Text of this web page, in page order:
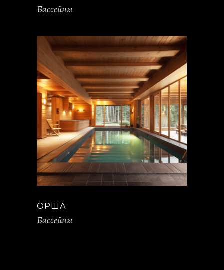
Бассейны
ОРША
Бассейны